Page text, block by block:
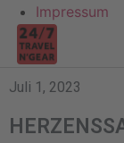
Impressum
Juli 1, 2023